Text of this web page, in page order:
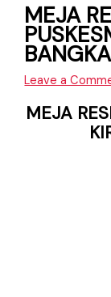
MEJA
Leave a
MEJA